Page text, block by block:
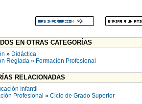
EN OTRAS CATEGORÍAS
» Didáctica
Reglada » Formación Profesional
RELACIONADAS
Infantil
Profesional » Ciclo de Grado Superior